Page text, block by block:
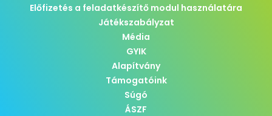
Előfizetés a feladatkészítő modul használatára
Játékszabályzat
Média
GYIK
Alapítvány
Támogatóink
Súgó
ÁSZF